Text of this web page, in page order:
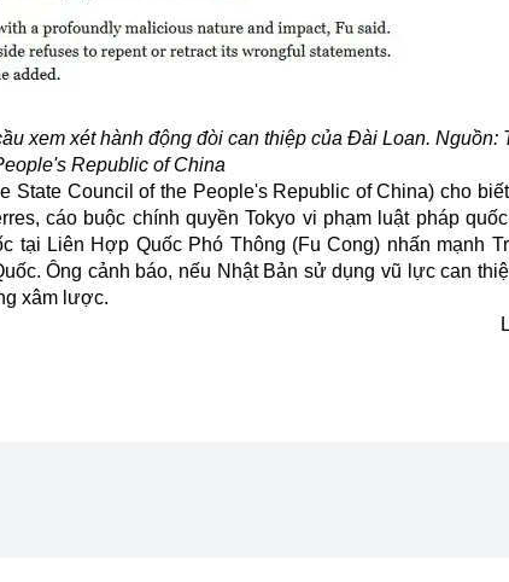
xem xét hành động đòi can thiệp của Đài Loan. Nguồn:
Republic of China
State Council of the People's Republic of China) cho
cáo buộc chính quyền Tokyo vi phạm luật pháp
tại Liên Hợp Quốc Phó Thông (Fu Cong) nhấn mạnh
Ông cảnh báo, nếu Nhật Bản sử dụng vũ lực can
xâm lược.